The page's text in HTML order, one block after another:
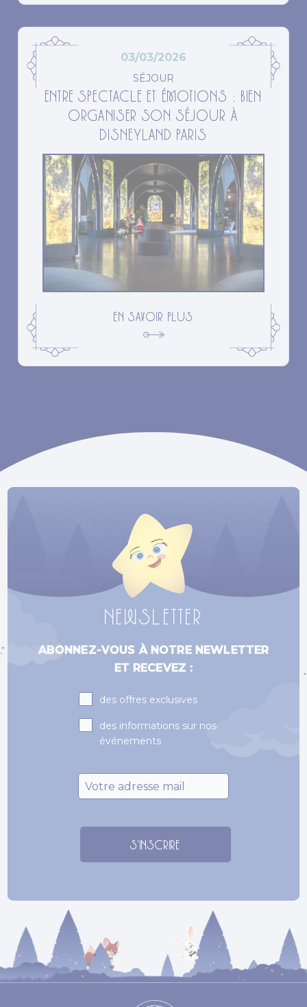
03/03/2026
SÉJOUR
ENTRE SPECTACLE ET ÉMOTIONS : BIEN
ORGANISER SON SÉJOUR À
DISNEYLAND PARIS
EN SAVOIR PLUS
NEWSLETTER
ABONNEZ-VOUS À NOTRE NEWLETTER
ET RECEVEZ :
Subscriptions
des offres exclusives
des informations sur nos
événements
S'INSCRIRE